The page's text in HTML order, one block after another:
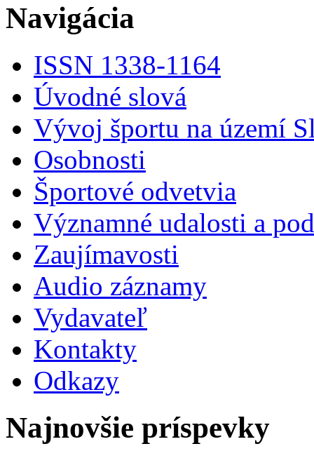
Navigácia
ISSN 1338-1164
Úvodné slová
Vývoj športu na území
Osobnosti
Športové odvetvia
Významné udalosti a
Zaujímavosti
Audio záznamy
Vydavateľ
Kontakty
Odkazy
Najnovšie príspevky